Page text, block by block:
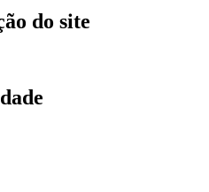
Acesso à informação
do site